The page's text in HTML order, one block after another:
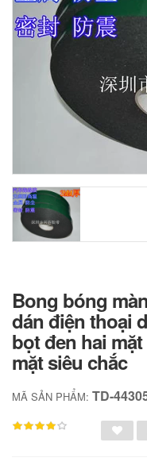
Bong bóng
dán điện thoại
bọt đen hai
mặt siêu chắc
MÃ SẢN PHẨM: TD-